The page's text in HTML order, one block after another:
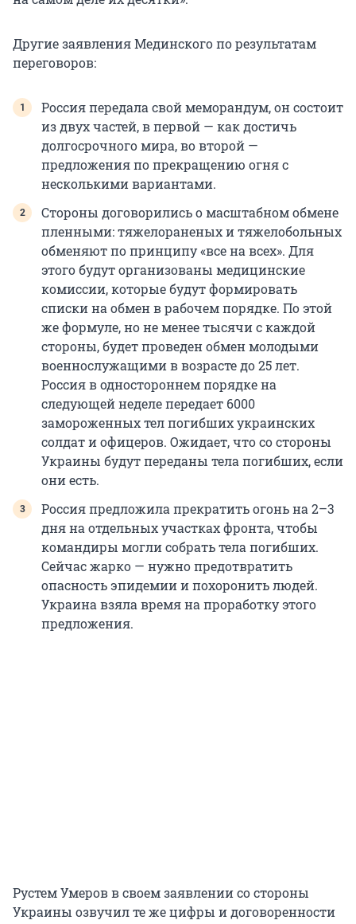
Другие заявления Мединского по результатам
переговоров:
Россия передала свой меморандум, он состоит
из двух частей, в первой — как достичь
долгосрочного мира, во второй —
предложения по прекращению огня с
несколькими вариантами.
Стороны договорились о масштабном обмене
пленными: тяжелораненых и тяжелобольных
обменяют по принципу «все на всех». Для
этого будут организованы медицинские
комиссии, которые будут формировать
списки на обмен в рабочем порядке. По этой
же формуле, но не менее тысячи с каждой
стороны, будет проведен обмен молодыми
военнослужащими в возрасте до 25 лет.
Россия в одностороннем порядке на
следующей неделе передает 6000
замороженных тел погибших украинских
солдат и офицеров. Ожидает, что со стороны
Украины будут переданы тела погибших, если
они есть.
Россия предложила прекратить огонь на 2–3
дня на отдельных участках фронта, чтобы
командиры могли собрать тела погибших.
Сейчас жарко — нужно предотвратить
опасность эпидемии и похоронить людей.
Украина взяла время на проработку этого
предложения.
Рустем Умеров в своем заявлении со стороны
Украины озвучил те же цифры и договоренности